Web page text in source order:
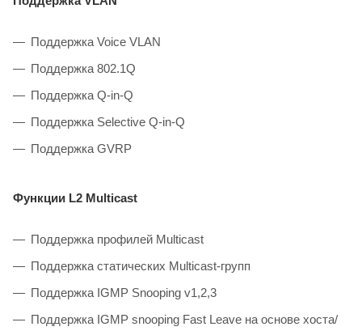
Поддержка Voice VLAN
Поддержка 802.1Q
Поддержка Q-in-Q
Поддержка Selective Q-in-Q
Поддержка GVRP
Функции L2 Multicast
Поддержка профилей Multicast
Поддержка статических Multicast-групп
Поддержка IGMP Snooping v1,2,3
Поддержка IGMP snooping Fast Leave на основе хоста/